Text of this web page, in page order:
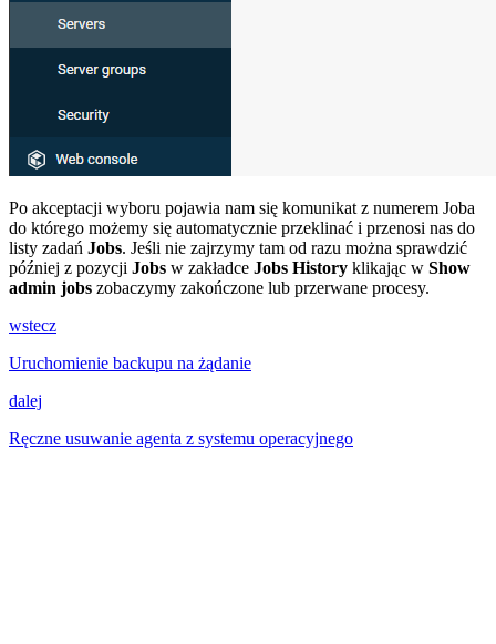
Po akceptacji wyboru pojawia nam się komunikat z numerem Joba
do którego możemy się automatycznie przeklinać i przenosi nas do
listy zadań Jobs. Jeśli nie zajrzymy tam od razu można sprawdzić
później z pozycji Jobs w zakładce Jobs History klikając w Show
admin jobs zobaczymy zakończone lub przerwane procesy.
wstecz
Uruchomienie backupu na żądanie
dalej
Ręczne usuwanie agenta z systemu operacyjnego